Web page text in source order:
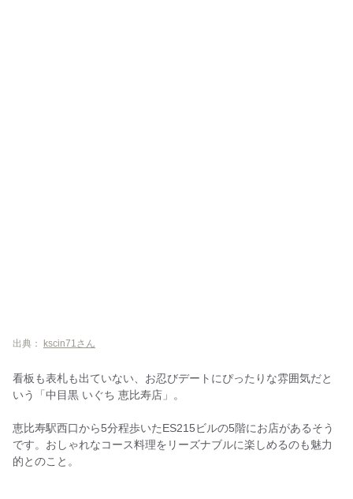
出典： kscin71さん
看板も表札も出ていない、お忍びデートにぴったりな雰囲気だと
いう「中目黒 いぐち 恵比寿店」。
恵比寿駅西口から5分程歩いたES215ビルの5階にお店があるそう
です。おしゃれなコース料理をリーズナブルに楽しめるのも魅力
的とのこと。